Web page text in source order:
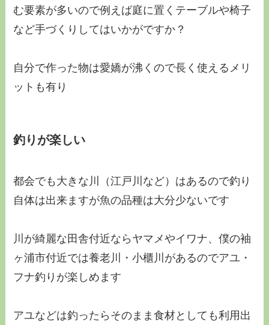
む要素が多いので例えば庭に置くテーブルや椅子
など手づくりしてはいかがですか？
自分で作った物は愛嬌が沸くので長く使えるメリ
ットも有り
釣りが楽しい
都会でも大きな川（江戸川など）はあるので釣り
自体は出来ますが魚の品種は大分少ないです
川が綺麗な田舎付近ならヤマメやイワナ、僕の袖
ヶ浦市付近では養老川・小櫃川があるのでアユ・
フナ釣りが楽しめます
アユなどは釣ったらそのまま食材としても利用出